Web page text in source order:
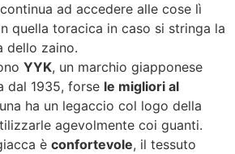
ad accedere alle cose lì
quella toracica in caso si stringa la
dello zaino.
YYK, un marchio giapponese
dal 1935, forse le migliori al
ha un legaccio col logo della
agevolmente coi guanti.
è confortevole, il tessuto